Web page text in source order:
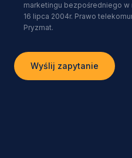
marketingu bezpośredniego w
16 lipca 2004r. Prawo
Pryzmat.
Wyślij zapytanie